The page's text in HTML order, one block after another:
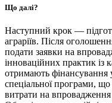
Що далі?
Наступний крок —
аграріїв. Після
подати заявки на
інноваційних практик із
отримають
спеціальної програми,
витрати на впровадження